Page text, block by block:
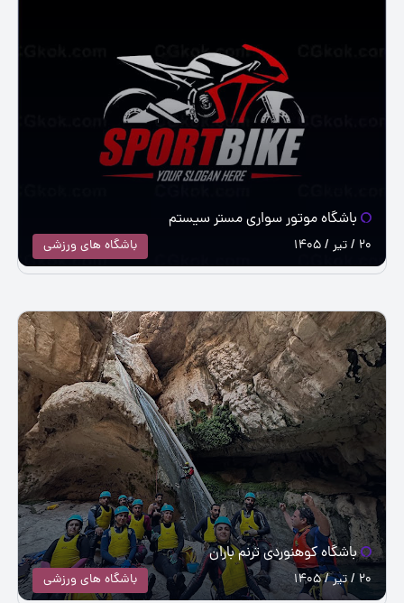
باشگاه موتور سواری مستر سیستم
باشگاه های ورزشی 20 / تیر / 1405
باشگاه کوهنوردی ترنم باران
باشگاه های ورزشی 20 / تیر / 1405